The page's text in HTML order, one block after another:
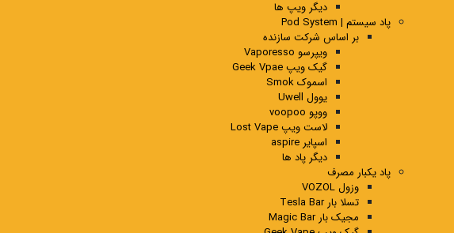
دیگر ویپ ها
پاد سیستم | Pod System
بر اساس شرکت سازنده
ویپرسو Vaporesso
گیک ویپ Geek Vpae
اسموک Smok
یوول Uwell
ووپو voopoo
لاست ویپ Lost Vape
اسپایر aspire
دیگر پاد ها
پاد یکبار مصرف
وزول VOZOL
تسلا بار Tesla Bar
مجیک بار Magic Bar